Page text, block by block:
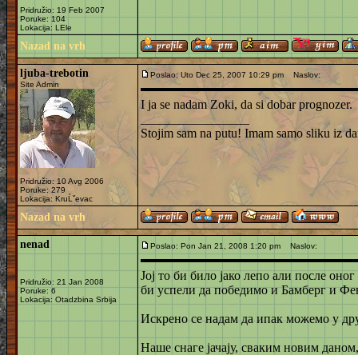
Pridružio: 19 Feb 2007
Poruke: 104
Lokacija: LEle
Nazad na vrh
ljuba-trebotin
Site Admin
Pridružio: 10 Avg 2006
Poruke: 279
Lokacija: KruĹˇevac
Poslao: Uto Dec 25, 2007 10:29 pm Naslov:
I ja se nadam Zoki, da si dobar prognozer.
_________________
Stojim sam na putu! Imam samo sliku iz
Nazad na vrh
nenad
Pridružio: 21 Jan 2008
Poruke: 6
Lokacija: Otadzbina Srbija
Poslao: Pon Jan 21, 2008 1:20 pm Naslov:
Јој то би било јако лепо али после
би успели да победимо и Бамберг и
Искрено се надам да ипак можемо у
Наше снаге јачају, сваким новим